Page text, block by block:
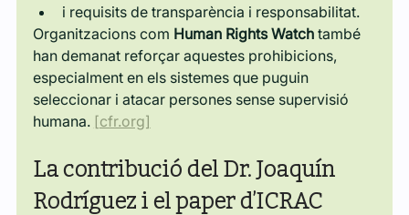
i requisits de transparència i responsabilitat.
Organitzacions com Human Rights Watch també
han demanat reforçar aquestes prohibicions,
especialment en els sistemes que puguin
seleccionar i atacar persones sense supervisió
humana. [cfr.org]
La contribució del Dr. Joaquín
Rodríguez i el paper d’ICRAC